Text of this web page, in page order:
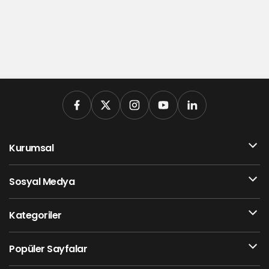
Kurumsal
Sosyal Medya
Kategoriler
Popüler Sayfalar